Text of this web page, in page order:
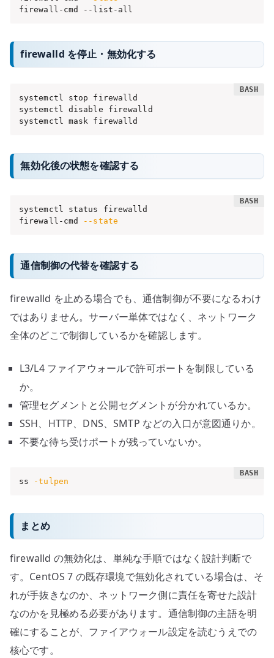
firewall-cmd --list-all
firewalld を停止・無効化する
systemctl stop firewalld
systemctl disable firewalld
systemctl mask firewalld
無効化後の状態を確認する
systemctl status firewalld
firewall-cmd
--state
通信制御の代替を確認する
firewalld を止める場合でも、通信制御が不要になるわけ
ではありません。サーバー単体ではなく、ネットワーク
全体のどこで制御しているかを確認します。
L3/L4 ファイアウォールで許可ポートを制限している
か。
管理セグメントと公開セグメントが分かれているか。
SSH、HTTP、DNS、SMTP などの入口が意図通りか。
不要な待ち受けポートが残っていないか。
ss -tulpen
まとめ
firewalld の無効化は、単純な手順ではなく設計判断で
す。CentOS 7 の既存環境で無効化されている場合は、そ
れが手抜きなのか、ネットワーク側に責任を寄せた設計
なのかを見極める必要があります。通信制御の主語を明
確にすることが、ファイアウォール設定を読むうえでの
核心です。